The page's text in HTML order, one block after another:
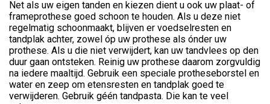
Net als uw eigen tanden en kiezen dient u ook uw plaat- of
frameprothese goed schoon te houden. Als u deze niet
regelmatig schoonmaakt, blijven er voedselresten en
tandplak achter, zowel óp uw prothese als ónder uw
prothese. Als u die niet verwijdert, kan uw tandvlees op den
duur gaan ontsteken. Reinig uw prothese daarom zorgvuldig
na iedere maaltijd. Gebruik een speciale protheseborstel en
water en zeep om etensresten en tandplak goed te
verwijderen. Gebruik géén tandpasta. Die kan te veel